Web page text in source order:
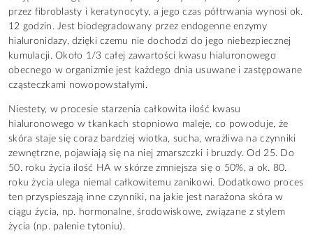
przez fibroblasty i keratynocyty, a jego czas półtrwania wynosi ok.
12 godzin. Jest biodegradowany przez endogenne enzymy
hialuronidazy, dzięki czemu nie dochodzi do jego niebezpiecznej
kumulacji. Około 1/3 całej zawartości kwasu hialuronowego
obecnego w organizmie jest każdego dnia usuwane i zastępowane
cząsteczkami nowopowstałymi.
Niestety, w procesie starzenia całkowita ilość kwasu
hialuronowego w tkankach stopniowo maleje, co powoduje, że
skóra staje się coraz bardziej wiotka, sucha, wrażliwa na czynniki
zewnętrzne, pojawiają się na niej zmarszczki i bruzdy. Od 25. Do
50. roku życia ilość HA w skórze zmniejsza się o 50%, a ok. 80.
roku życia ulega niemal całkowitemu zanikowi. Dodatkowo proces
ten przyspieszają inne czynniki, na jakie jest narażona skóra w
ciągu życia, np. hormonalne, środowiskowe, związane z stylem
życia (np. palenie tytoniu).